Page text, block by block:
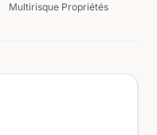
Multirisque Propriétés